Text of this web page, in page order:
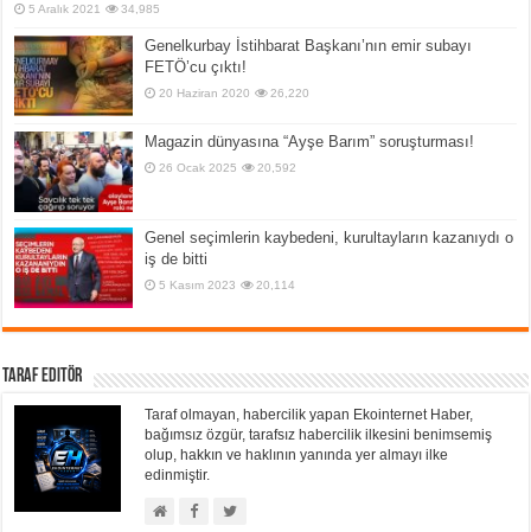
5 Aralık 2021 34,985
Genelkurbay İstihbarat Başkanı’nın emir subayı
FETÖ’cu çıktı!
20 Haziran 2020 26,220
Magazin dünyasına “Ayşe Barım” soruşturması!
26 Ocak 2025 20,592
Genel seçimlerin kaybedeni, kurultayların kazanıydı o
iş de bitti
5 Kasım 2023 20,114
Taraf Editör
Taraf olmayan, habercilik yapan Ekointernet Haber,
bağımsız özgür, tarafsız habercilik ilkesini benimsemiş
olup, hakkın ve haklının yanında yer almayı ilke
edinmiştir.